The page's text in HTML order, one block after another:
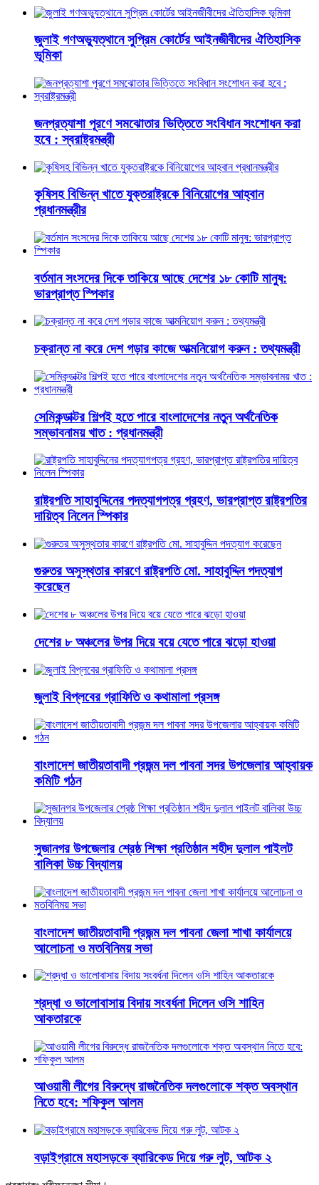
জুলাই গণঅভ্যুত্থানে সুপ্রিম কোর্টের আইনজীবীদের ঐতিহাসিক
ভূমিকা
জনপ্রত্যাশা পূরণে সমঝোতার ভিত্তিতে সংবিধান সংশোধন করা
হবে : স্বরাষ্ট্রমন্ত্রী
কৃষিসহ বিভিন্ন খাতে যুক্তরাষ্ট্রকে বিনিয়োগের আহ্বান
প্রধানমন্ত্রীর
বর্তমান সংসদের দিকে তাকিয়ে আছে দেশের ১৮ কোটি মানুষ:
ভারপ্রাপ্ত স্পিকার
চক্রান্ত না করে দেশ গড়ার কাজে আত্মনিয়োগ করুন : তথ্যমন্ত্রী
সেমিকন্ডাক্টর শিল্পই হতে পারে বাংলাদেশের নতুন অর্থনৈতিক
সম্ভাবনাময় খাত : প্রধানমন্ত্রী
রাষ্ট্রপতি সাহাবুদ্দিনের পদত্যাগপত্র গ্রহণ, ভারপ্রাপ্ত রাষ্ট্রপতির
দায়িত্ব নিলেন স্পিকার
গুরুতর অসুস্থতার কারণে রাষ্ট্রপতি মো. সাহাবুদ্দিন পদত্যাগ
করেছেন
দেশের ৮ অঞ্চলের উপর দিয়ে বয়ে যেতে পারে ঝড়ো হাওয়া
জুলাই বিপ্লবের গ্রাফিতি ও কথামালা প্রসঙ্গ
বাংলাদেশ জাতীয়তাবাদী প্রজন্ম দল পাবনা সদর উপজেলার আহ্বায়ক
কমিটি গঠন
সুজানগর উপজেলার শ্রেষ্ঠ শিক্ষা প্রতিষ্ঠান শহীদ দুলাল পাইলট
বালিকা উচ্চ বিদ্যালয়
বাংলাদেশ জাতীয়তাবাদী প্রজন্ম দল পাবনা জেলা শাখা কার্যালয়ে
আলোচনা ও মতবিনিময় সভা
শ্রদ্ধা ও ভালোবাসায় বিদায় সংবর্ধনা দিলেন ওসি শাহিন
আকতারকে
আওয়ামী লীগের বিরুদ্ধে রাজনৈতিক দলগুলোকে শক্ত অবস্থান
নিতে হবে: শফিকুল আলম
বড়াইগ্রামে মহাসড়কে ব্যারিকেড দিয়ে গরু লুট, আটক ২